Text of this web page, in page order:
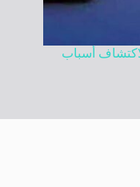
أسباب